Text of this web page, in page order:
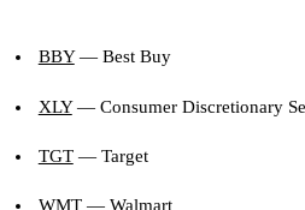
BBY— Best Buy
XLY— Consumer Discretionary
TGT— Target
WMT— Walmart